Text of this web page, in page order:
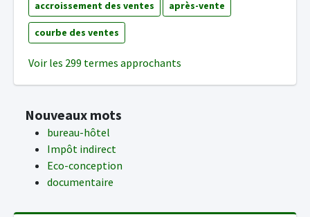
accroissement des ventes après-vente
courbe des ventes
Voir les 299 termes approchants
Nouveaux mots
bureau-hôtel
Impôt indirect
Eco-conception
documentaire